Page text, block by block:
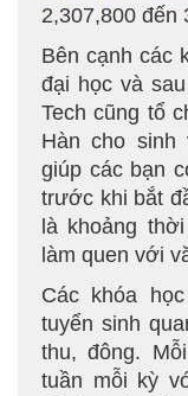
2,307,800 đến
Bên cạnh các
đại học và
Tech cũng tổ
Hàn cho sinh
giúp các bạn
trước khi bắt
là khoảng
làm quen với
Các khóa
tuyển sinh
thu, đông.
tuần mỗi kỳ